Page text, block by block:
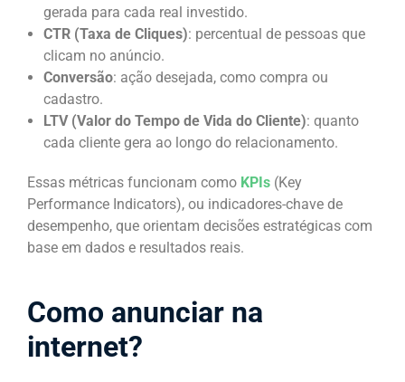
gerada para cada real investido.
CTR (Taxa de Cliques): percentual de pessoas que
clicam no anúncio.
Conversão: ação desejada, como compra ou
cadastro.
LTV (Valor do Tempo de Vida do Cliente): quanto
cada cliente gera ao longo do relacionamento.
Essas métricas funcionam como KPIs (Key
Performance Indicators), ou indicadores-chave de
desempenho, que orientam decisões estratégicas com
base em dados e resultados reais.
Como anunciar na
internet?